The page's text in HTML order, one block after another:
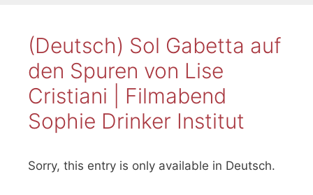
(Deutsch) Sol Gabetta auf
den Spuren von Lise
Cristiani | Filmabend
Sophie Drinker Institut
Sorry, this entry is only available in Deutsch.